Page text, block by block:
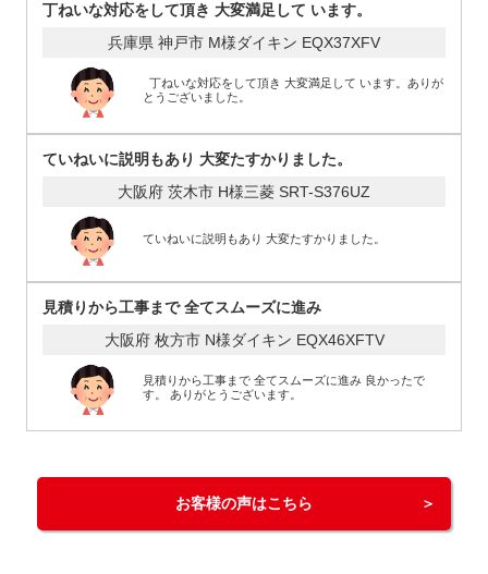
丁ねいな対応をして頂き 大変満足して います。
兵庫県 神戸市 M様ダイキン EQX37XFV
丁ねいな対応をして頂き 大変満足して います。ありが
とうございました。
ていねいに説明もあり 大変たすかりました。
大阪府 茨木市 H様三菱 SRT-S376UZ
ていねいに説明もあり 大変たすかりました。
見積りから工事まで 全てスムーズに進み
大阪府 枚方市 N様ダイキン EQX46XFTV
見積りから工事まで 全てスムーズに進み 良かったで
す。 ありがとうございます。
お客様の声はこちら